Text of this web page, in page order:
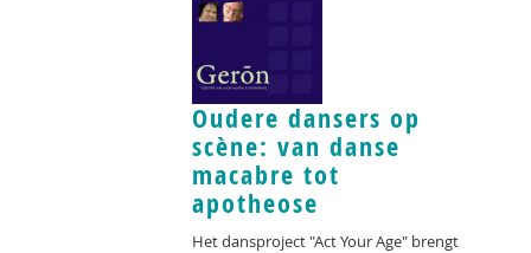
Oudere dansers op
scène: van danse
macabre tot
apotheose
Het dansproject "Act Your Age" brengt